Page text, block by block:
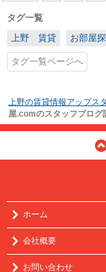
タグ一覧
上野 賃貸
お部屋
タグ一覧ページへ
上野の賃貸情報アップス
屋.comのスタッフブログ
ホーム
会社概要
お問い合わせ